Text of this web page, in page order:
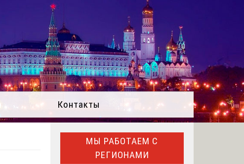
Контакты
МЫ РАБОТАЕМ С
РЕГИОНАМИ